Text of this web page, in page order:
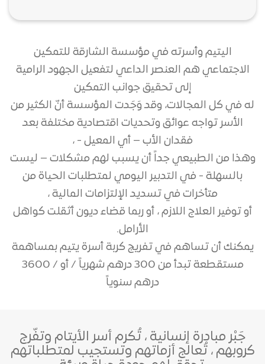
اليتيم وأسرته في مؤسسة الشارقة للتمكين
الاجتماعي هم العنصر الداعي لتفعيل الجهود الرامية
إلى تحقيق جوانب التمكين
له في كل المجالات، وقد وَجَدت المؤسسة أنّ الكثير من
الأسر تواجه عوائق وتحديات اقتصادية مختلفة بعد
فقدان الأب – أي المعيل - ،
وهذا من الطبيعي جداً أن يسبب لهم مشكلات – ليست
بالسهلة - في التدبير اليومي لمتطلبات الحياة من
متأخرات في تسديد الإلتزامات المالية ،
أو توفير العلاج اللازم ، أو ربما قضاء ديون أثقلت كواهل
الأرامل.
يمكنك أن تساهم في تفريج كربة أسرة يتيم بمساهمة
مستقطعة تبدأ من 300 درهم شهرياً / أو / 3600
درهم سنوياً
جَبْر مبادرة إنسانية ، تُكرم أسر الأيتام وتفّرج
كروبهم ، تُعالج أزماتهم وتستجيب لمتطلباتهم